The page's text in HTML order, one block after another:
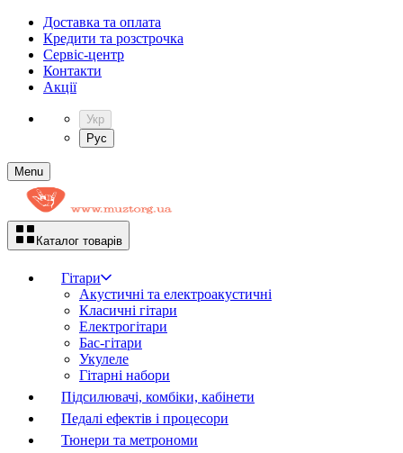
Доставка та оплата
Кредити та розстрочка
Сервіc-центр
Контакти
Акції
Укр
Рус
Menu
Каталог товарів
Гітари
Акустичні та електроакустичні
Класичні гітари
Електрогітари
Бас-гітари
Укулеле
Гітарні набори
Підсилювачі, комбіки, кабінети
Педалі ефектів і процесори
Тюнери та метрономи